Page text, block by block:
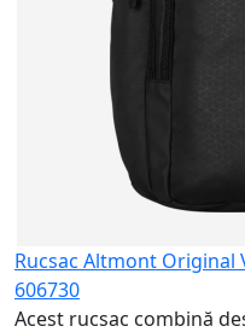
Rucsac Altmont Original
606730
Acest rucsac combină